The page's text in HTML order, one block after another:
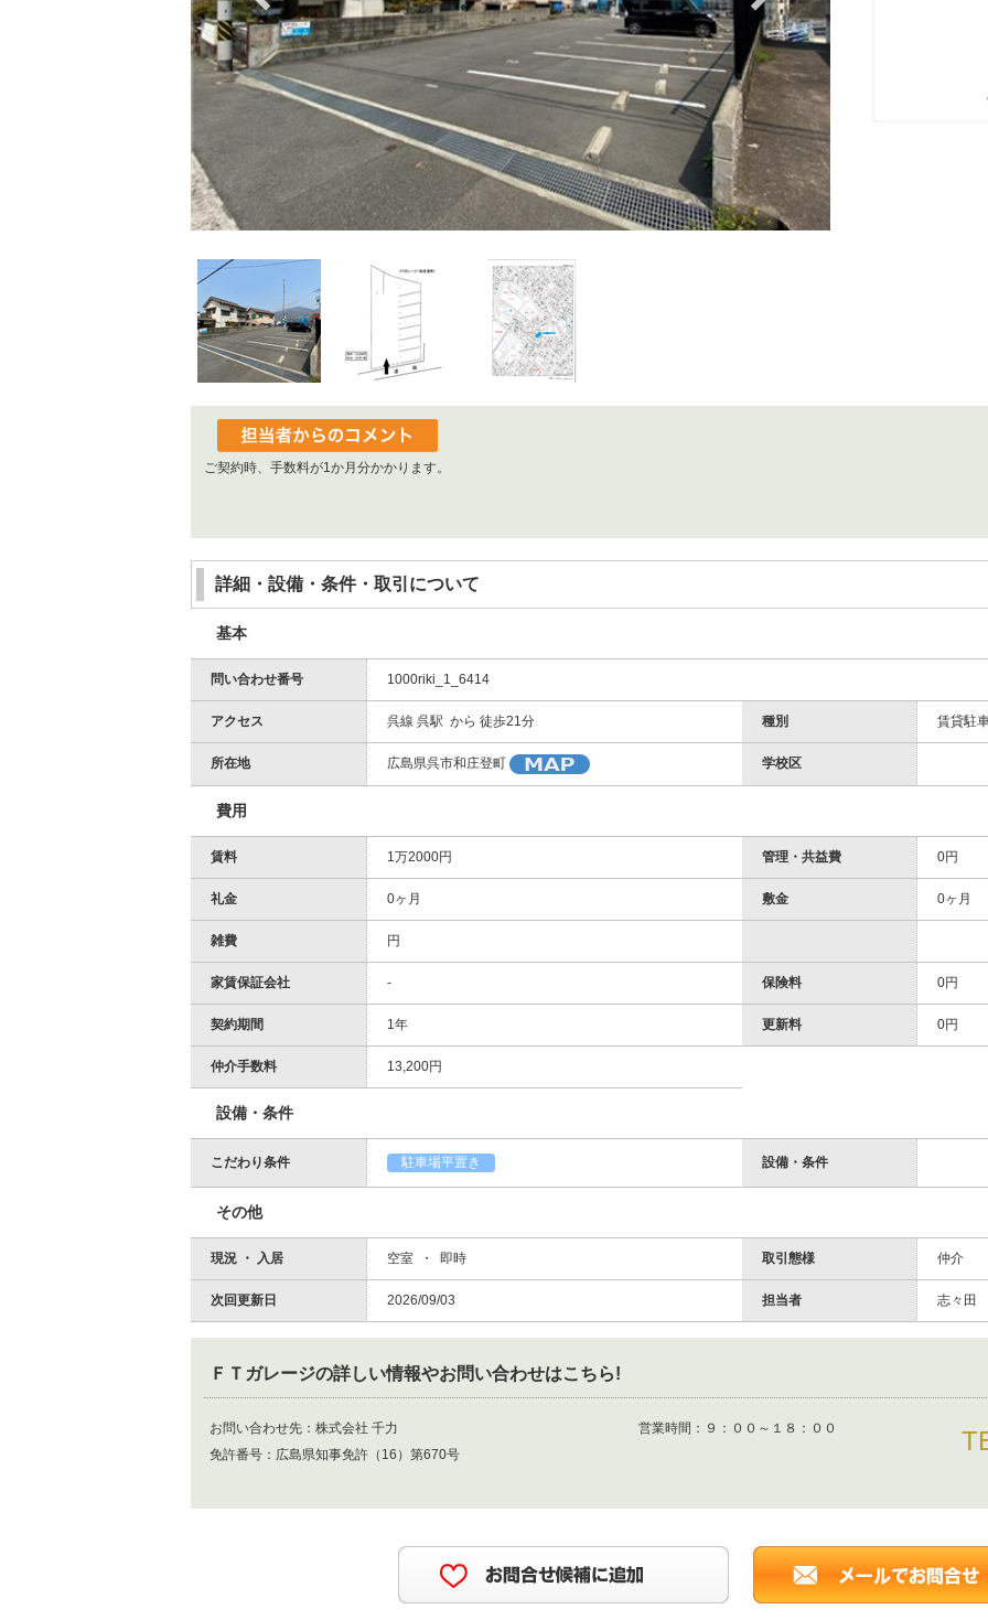
ご契約時、手数料が1か月分かかります。
詳細・設備・条件・取引について
基本
問い合わせ番号 1000riki_1_6414
アクセス 呉線 呉駅 から 徒歩21分 種別 賃貸駐
所在地 広島県呉市和庄登町 学校区
費用
賃料 1万2000円 管理・共益費 0円
礼金 0ヶ月 敷金 0ヶ月
雑費 円
家賃保証会社 - 保険料 0円
契約期間 1年 更新料 0円
仲介手数料 13,200円
設備・条件
こだわり条件 駐車場平置き 設備・条件
その他
現況 ・ 入居 空室 ・ 即時 取引態様 仲介
次回更新日 2026/09/03 担当者 志々田
ＦＴガレージの詳しい情報やお問い合わせはこちら!
お問い合わせ先： 株式会社 千力
免許番号： 広島県知事免許（16）第670号
営業時間： ９：００～１８：００